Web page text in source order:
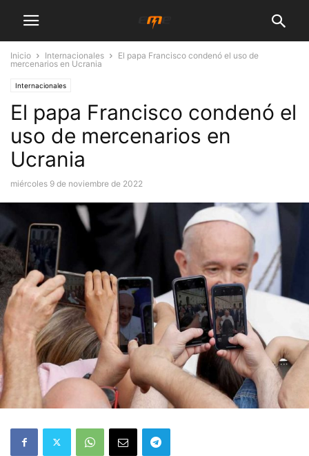
Inicio Internacionales
El papa Francisco condenó el uso de
mercenarios en Ucrania
Internacionales
El papa Francisco condenó el
uso de mercenarios en
Ucrania
miércoles 9 de noviembre de 2022